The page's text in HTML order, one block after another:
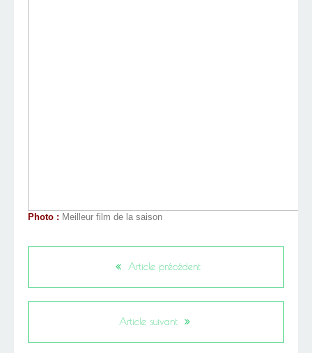
Photo : Meilleur film de la saison
Article précédent
Article suivant